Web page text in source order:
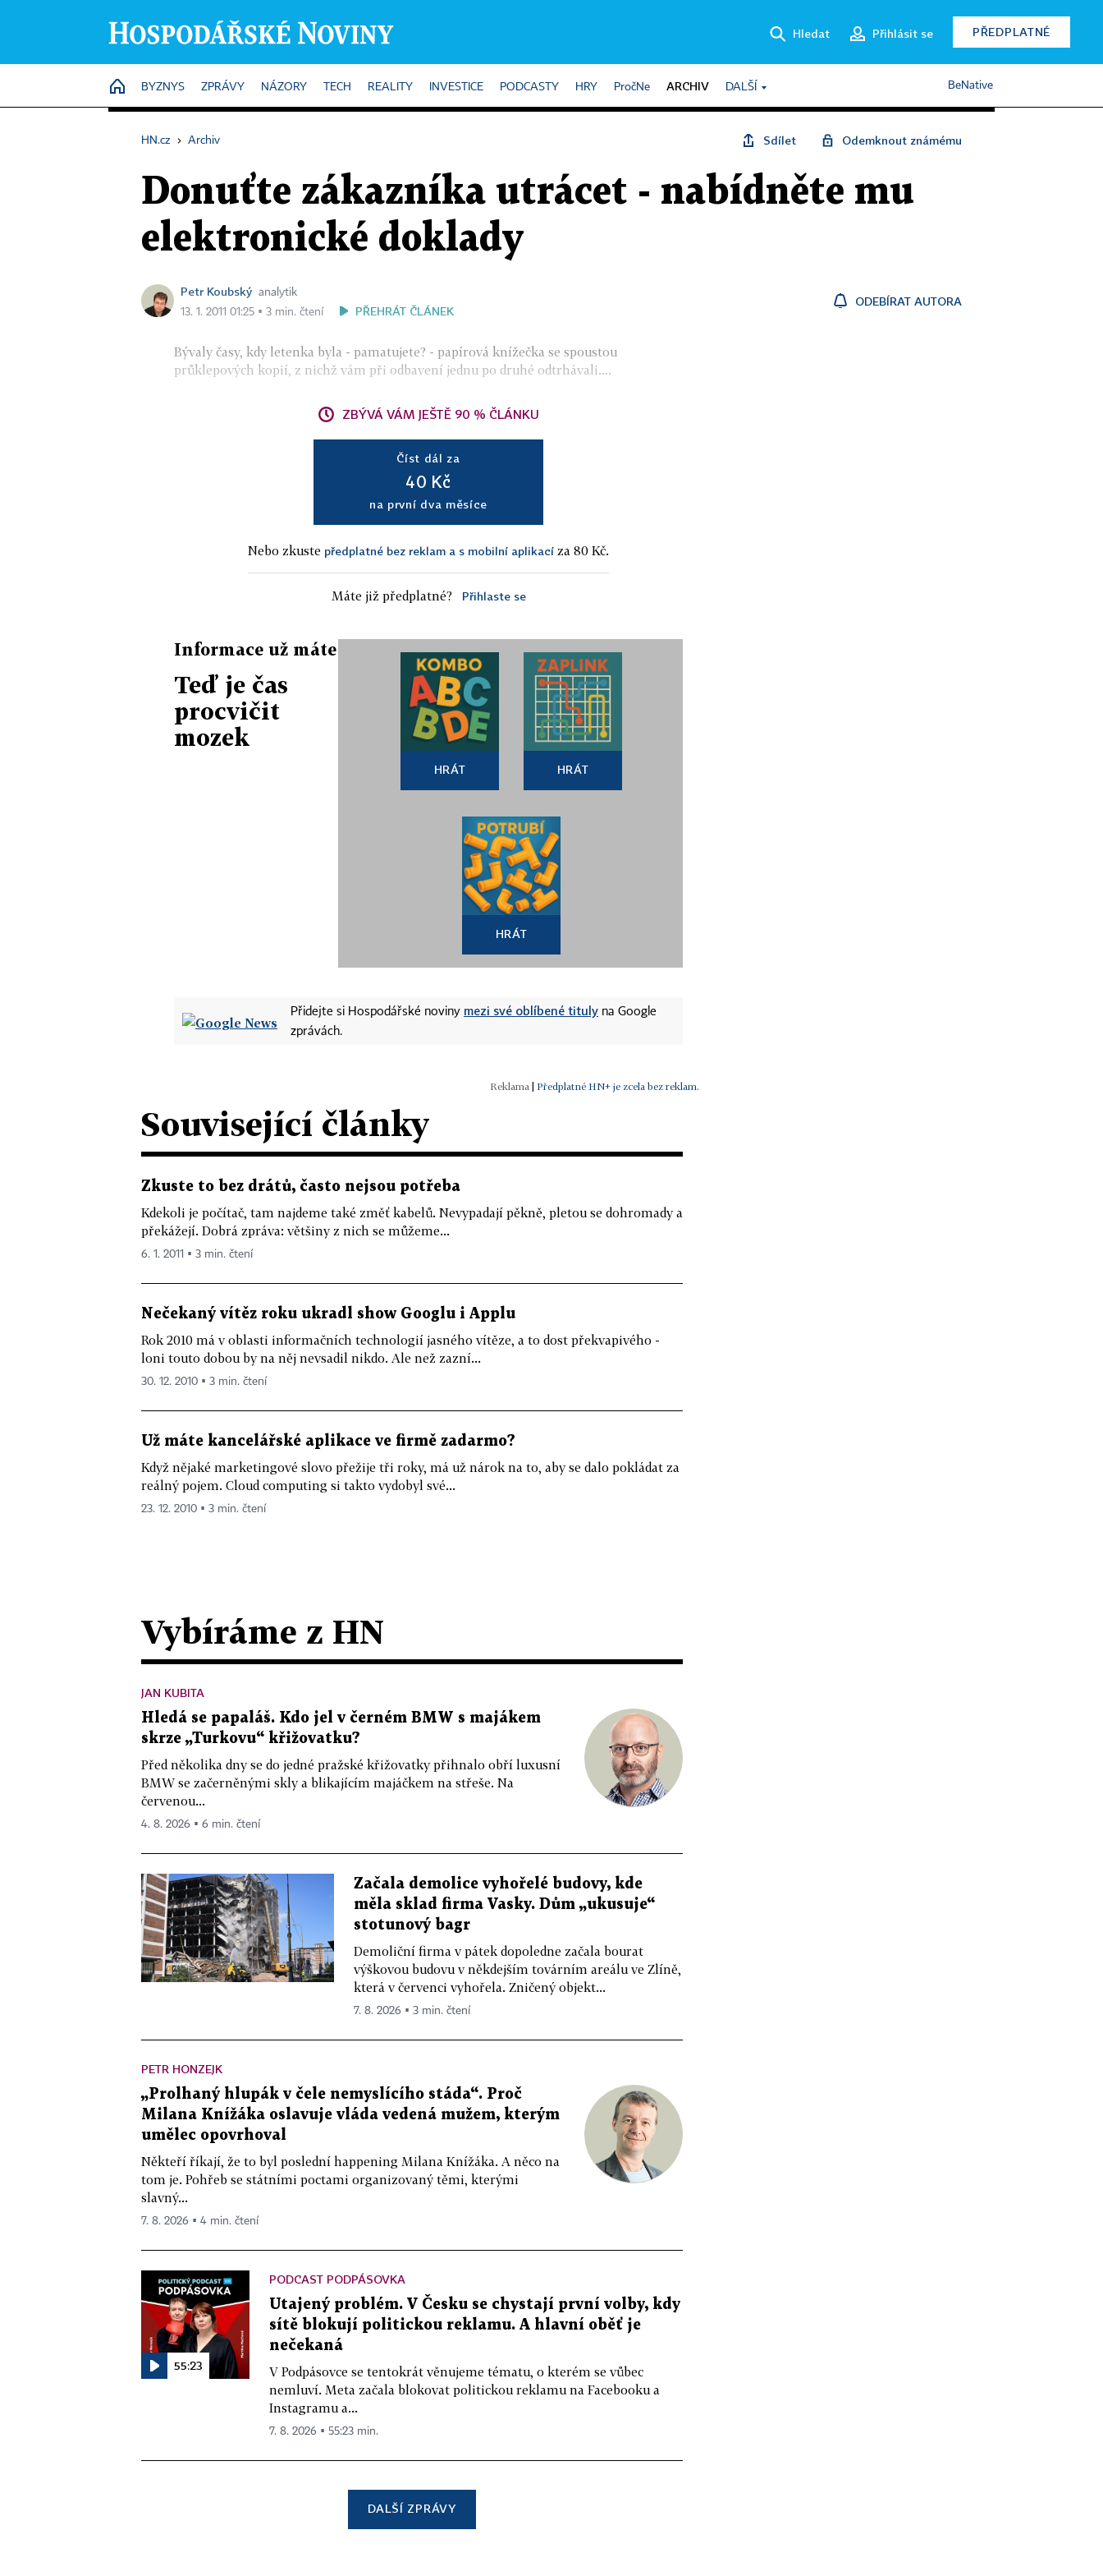
Hledat Přihlásit se PŘEDPLATNÉ
HOME
BYZNYS ZPRÁVY NÁZORY TECH REALITY INVESTICE PODCASTY HRY PročNe ARCHIV DALŠÍ BeNative
HN.cz › Archiv Sdílet Odemknout známému
Donuťte zákazníka utrácet - nabídněte mu
elektronické doklady
Petr Koubský analytik
13. 1. 2011 01:25 ▪ 3 min. čtení
PŘEHRÁT ČLÁNEK
ODEBÍRAT AUTORA
Bývaly časy, kdy letenka byla - pamatujete? - papírová knížečka se spoustou
průklepových kopií, z nichž vám při odbavení jednu po druhé odtrhávali....
ZBÝVÁ VÁM JEŠTĚ 90 % ČLÁNKU
Číst dál za
40 Kč
na první dva měsíce
Nebo zkuste předplatné bez reklam a s mobilní aplikací za 80 Kč.
Máte již předplatné? Přihlaste se
Informace už máte
Teď je čas
procvičit
mozek
HRÁT HRÁT
HRÁT
Přidejte si Hospodářské noviny mezi své oblíbené tituly na Google
zprávách.
Předplatné HN+ je zcela bez reklam.
Související články
Zkuste to bez drátů, často nejsou potřeba
Kdekoli je počítač, tam najdeme také změť kabelů. Nevypadají pěkně, pletou se dohromady a
překážejí. Dobrá zpráva: většiny z nich se můžeme...
6. 1. 2011 ▪ 3 min. čtení
Nečekaný vítěz roku ukradl show Googlu i Applu
Rok 2010 má v oblasti informačních technologií jasného vítěze, a to dost překvapivého -
loni touto dobou by na něj nevsadil nikdo. Ale než zazní...
30. 12. 2010 ▪ 3 min. čtení
Už máte kancelářské aplikace ve firmě zadarmo?
Když nějaké marketingové slovo přežije tři roky, má už nárok na to, aby se dalo pokládat za
reálný pojem. Cloud computing si takto vydobyl své...
23. 12. 2010 ▪ 3 min. čtení
Vybíráme z HN
JAN KUBITA
Hledá se papaláš. Kdo jel v černém BMW s majákem
skrze „Turkovu“ křižovatku?
Před několika dny se do jedné pražské křižovatky přihnalo obří luxusní
BMW se začerněnými skly a blikajícím majáčkem na střeše. Na
červenou...
4. 8. 2026 ▪ 6 min. čtení
Začala demolice vyhořelé budovy, kde
měla sklad firma Vasky. Dům „ukusuje“
stotunový bagr
Demoliční firma v pátek dopoledne začala bourat
výškovou budovu v někdejším továrním areálu ve Zlíně,
která v červenci vyhořela. Zničený objekt...
7. 8. 2026 ▪ 3 min. čtení
PETR HONZEJK
„Prolhaný hlupák v čele nemyslícího stáda“. Proč
Milana Knížáka oslavuje vláda vedená mužem, kterým
umělec opovrhoval
Někteří říkají, že to byl poslední happening Milana Knížáka. A něco na
tom je. Pohřeb se státními poctami organizovaný těmi, kterými
slavný...
7. 8. 2026 ▪ 4 min. čtení
55:23
PODCAST PODPÁSOVKA
Utajený problém. V Česku se chystají první volby, kdy
sítě blokují politickou reklamu. A hlavní oběť je
nečekaná
V Podpásovce se tentokrát věnujeme tématu, o kterém se vůbec
nemluví. Meta začala blokovat politickou reklamu na Facebooku a
Instagramu a...
7. 8. 2026 ▪ 55:23 min.
DALŠÍ ZPRÁVY